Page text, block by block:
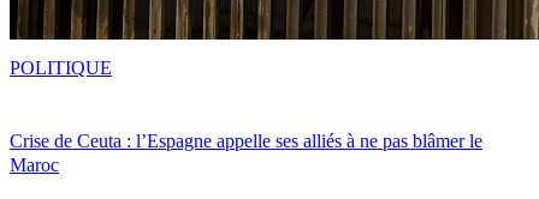
Crise de Ceuta : l’Espagne appelle ses alliés à ne pas blâmer le
Maroc
POLITIQUE